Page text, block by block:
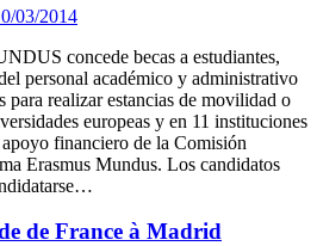
03/2014
concede becas a estudiantes,
personal académico y administrativo
para realizar estancias de movilidad o
europeas y en 11 instituciones
financiero de la Comisión
Erasmus Mundus. Los candidatos
de France à Madrid